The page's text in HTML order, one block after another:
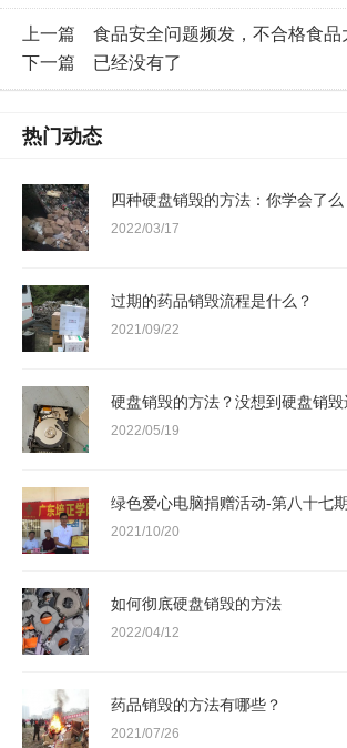
上一篇 食品安全问题频发，不合格食品
下一篇 已经没有了
热门动态
四种硬盘销毁的方法：你学会了么
2022/03/17
过期的药品销毁流程是什么？
2021/09/22
硬盘销毁的方法？没想到硬盘销
2022/05/19
2021/10/20
如何彻底硬盘销毁的方法
2022/04/12
药品销毁的方法有哪些？
2021/07/26